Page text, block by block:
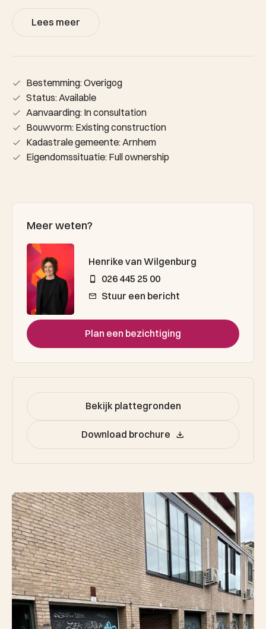
Lees meer
Bestemming: Overigog
Status: Available
Aanvaarding: In consultation
Bouwvorm: Existing construction
Kadastrale gemeente: Arnhem
Eigendomssituatie: Full ownership
Meer weten?
Henrike van Wilgenburg
026 445 25 00
Stuur een bericht
Plan een bezichtiging
Bekijk plattegronden
Download brochure